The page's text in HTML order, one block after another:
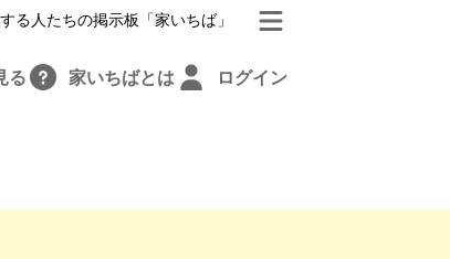
る人たちの掲示板「家いちば」
る 家いちばとは ログイン